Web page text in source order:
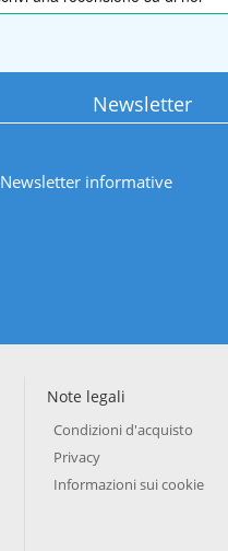
Newsletter
Newsletter informative
Note legali
Condizioni d'acquisto
Privacy
Informazioni sui cookie